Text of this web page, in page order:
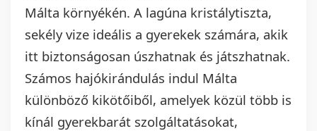
Málta környékén. A lagúna kristálytiszta,
sekély vize ideális a gyerekek számára, akik
itt biztonságosan úszhatnak és játszhatnak.
Számos hajókirándulás indul Málta
különböző kikötőiből, amelyek közül több is
kínál gyerekbarát szolgáltatásokat,